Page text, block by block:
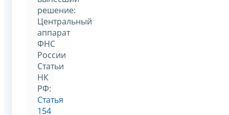
решение:
Центральный
аппарат
ФНС
России
Статьи
НК
РФ:
Статья
154